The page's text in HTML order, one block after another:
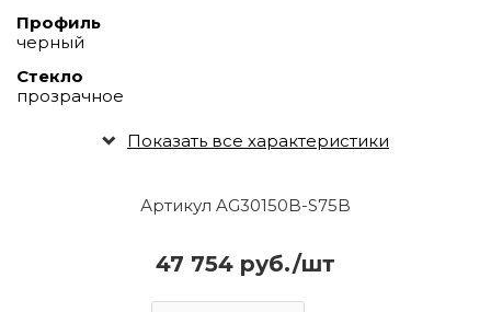
Артикул AG30150B-S75B
47 754 руб./шт
Профиль
черный
Стекло
прозрачное
Показать все характеристики